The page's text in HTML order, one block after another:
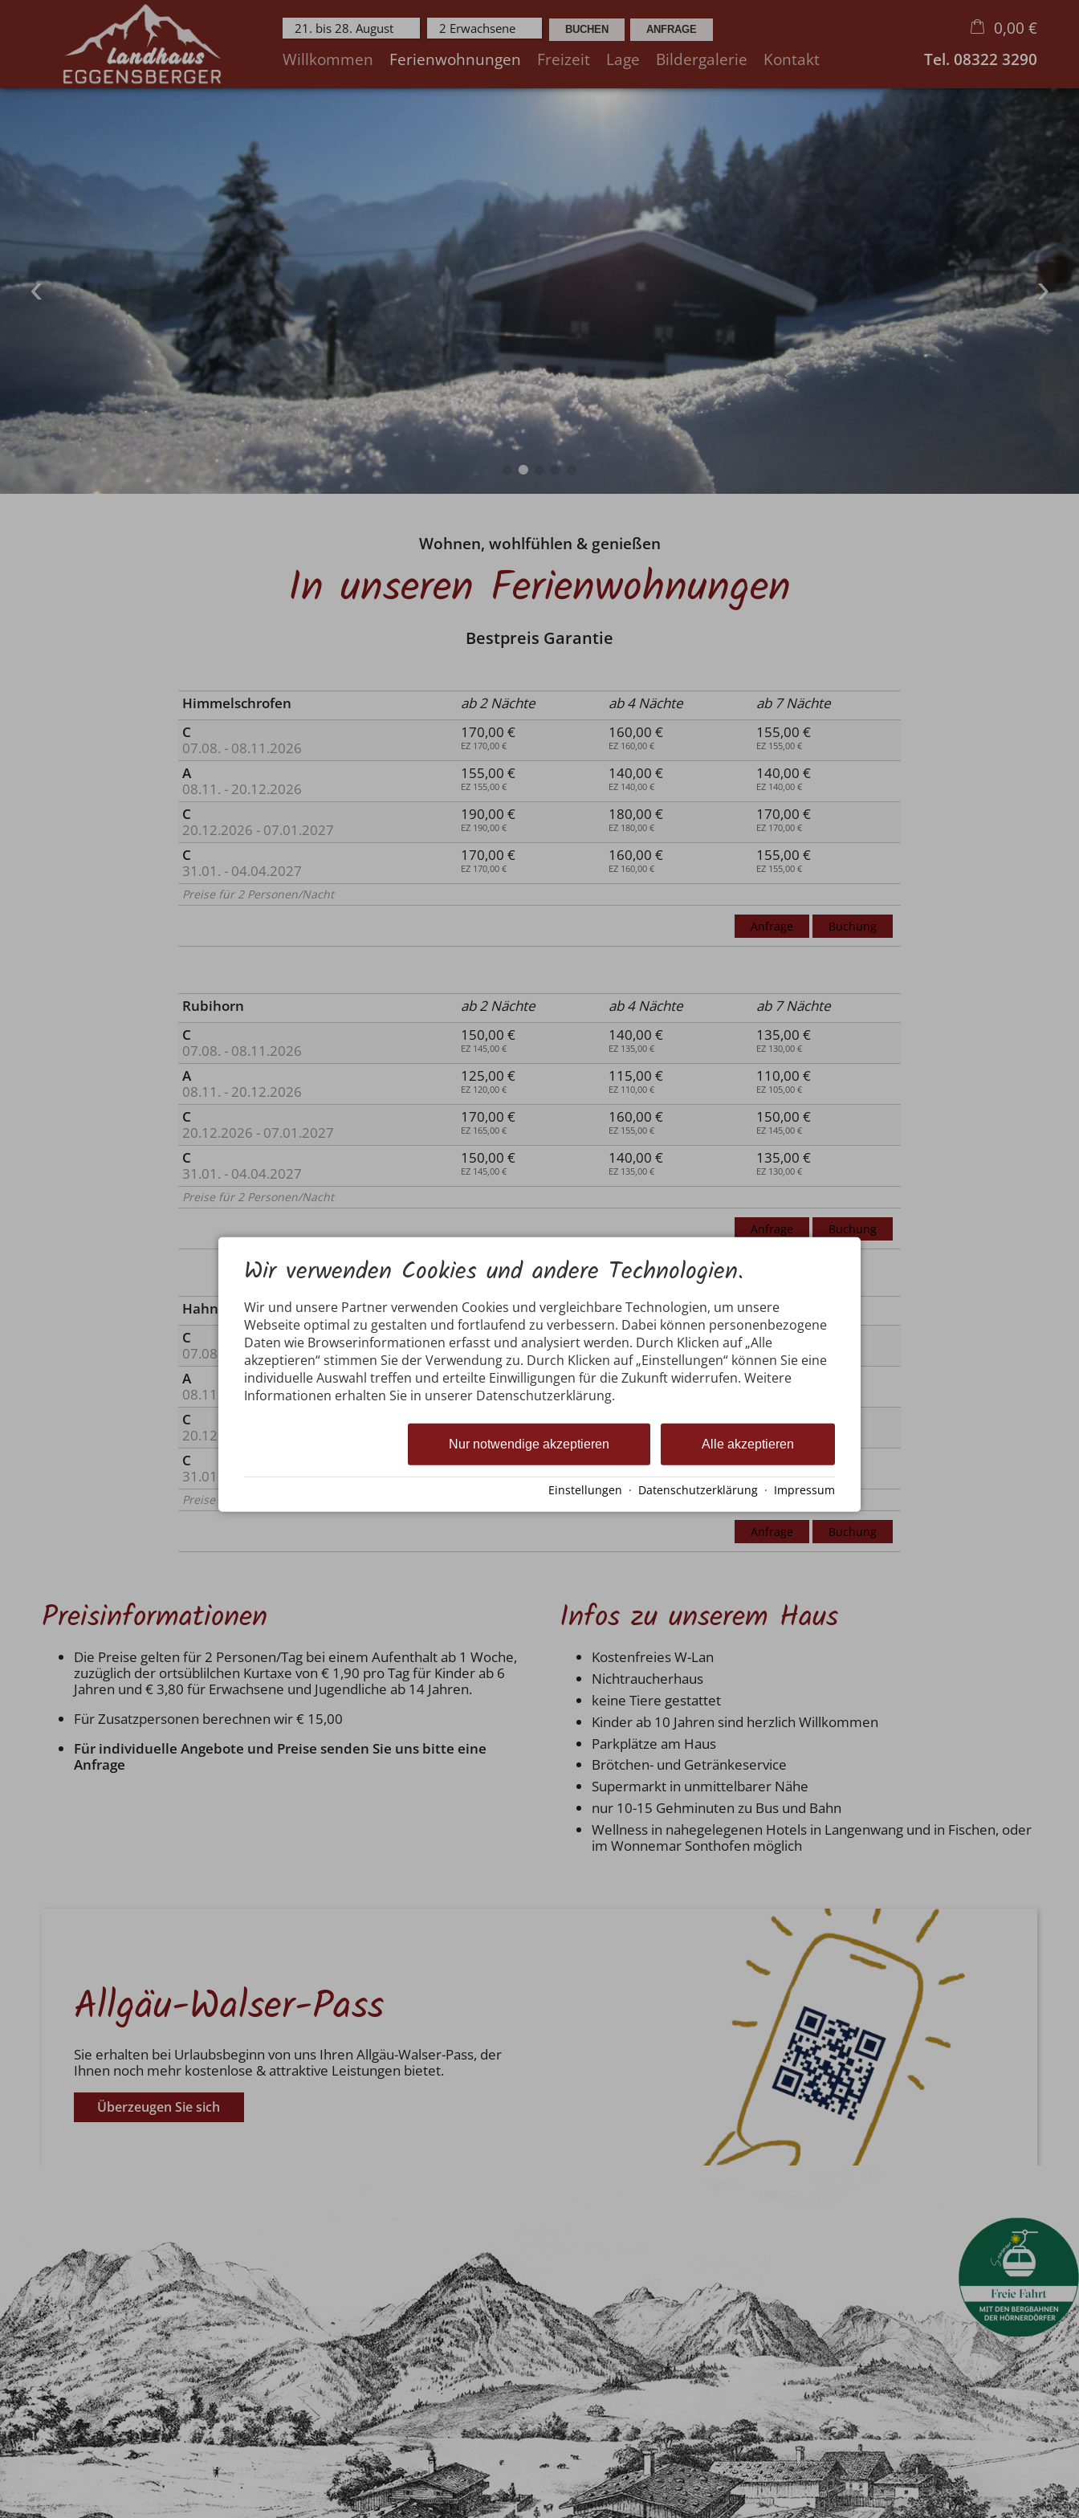
21. bis 28. August 2 Erwachsene
Willkommen Ferienwohnungen Freizeit Lage Bildergalerie Kontakt Tel. 08322 3290
0,00 €
×
Warenkorb ist leer
Wohnen, wohlfühlen & genießen
In unseren Ferienwohnungen
Bestpreis Garantie
Himmelschrofen ab 2 Nächte ab 4 Nächte
ab 7 Nächte
C
07.08. - 08.11.2026
170,00 €
EZ 170,00 €
160,00 €
EZ 160,00 €
155,00 €
EZ 155,00 €
A
08.11. - 20.12.2026
155,00 €
EZ 155,00 €
140,00 €
EZ 140,00 €
140,00 €
EZ 140,00 €
C
20.12.2026 - 07.01.2027
190,00 €
EZ 190,00 €
180,00 €
EZ 180,00 €
170,00 €
EZ 170,00 €
C
31.01. - 04.04.2027
170,00 €
EZ 170,00 €
160,00 €
EZ 160,00 €
155,00 €
EZ 155,00 €
Preise für 2 Personen/Nacht
Anfrage Buchung
Rubihorn ab 2 Nächte ab 4 Nächte
ab 7 Nächte
C
07.08. - 08.11.2026
150,00 €
EZ 145,00 €
140,00 €
EZ 135,00 €
135,00 €
EZ 130,00 €
A
08.11. - 20.12.2026
125,00 €
EZ 120,00 €
115,00 €
EZ 110,00 €
110,00 €
EZ 105,00 €
C
20.12.2026 - 07.01.2027
170,00 €
EZ 165,00 €
160,00 €
EZ 155,00 €
150,00 €
EZ 145,00 €
C
31.01. - 04.04.2027
150,00 €
EZ 145,00 €
140,00 €
EZ 135,00 €
135,00 €
EZ 130,00 €
Preise für 2 Personen/Nacht
Anfrage Buchung
Hahnenköpfle ab 2 Nächte ab 4 Nächte
ab 7 Nächte
C
07.08. - 08.11.2026
95,00 €
EZ 90,00 €
90,00 €
EZ 85,00 €
85,00 €
EZ 80,00 €
A
08.11. - 20.12.2026
80,00 €
EZ 75,00 €
70,00 €
EZ 65,00 €
65,00 €
C
20.12.2026 - 07.01.2027
115,00 € 105,00 € 95,00 €
C
31.01. - 04.04.2027
95,00 € 90,00 € 85,00 €
Preise für 2 Personen/Nacht
Anfrage Buchung
Preisinformationen
Die Preise gelten für 2 Personen/Tag bei einem Aufenthalt ab 1 Woche,
zuzüglich der ortsüblilchen Kurtaxe von € 1,90 pro Tag für Kinder ab 6
Jahren und € 3,80 für Erwachsene und Jugendliche ab 14 Jahren.
Für Zusatzpersonen berechnen wir € 15,00
Für individuelle Angebote und Preise senden Sie uns bitte eine
Anfrage
Infos zu unserem Haus
Kostenfreies W-Lan
Nichtraucherhaus
keine Tiere gestattet
Kinder ab 10 Jahren sind herzlich Willkommen
Parkplätze am Haus
Brötchen- und Getränkeservice
Supermarkt in unmittelbarer Nähe
nur 10-15 Gehminuten zu Bus und Bahn
Wellness in nahegelegenen Hotels in Langenwang und in Fischen, oder
im Wonnemar Sonthofen möglich
Allgäu-Walser-Pass
Sie erhalten bei Urlaubsbeginn von uns Ihren Allgäu-Walser-Pass, der
Ihnen noch mehr kostenlose & attraktive Leistungen bietet.
Überzeugen Sie sich
Wir verwenden Cookies und andere Technologien.
Wir und unsere Partner verwenden Cookies und vergleichbare Technologien, um unsere
Webseite optimal zu gestalten und fortlaufend zu verbessern. Dabei können personenbezogene
Daten wie Browserinformationen erfasst und analysiert werden. Durch Klicken auf „Alle
akzeptieren“ stimmen Sie der Verwendung zu. Durch Klicken auf „Einstellungen“ können Sie eine
individuelle Auswahl treffen und erteilte Einwilligungen für die Zukunft widerrufen. Weitere
Informationen erhalten Sie in unserer Datenschutzerklärung.
Alle akzeptieren
Nur notwendige akzeptieren
Einstellungen · Datenschutzerklärung · Impressum